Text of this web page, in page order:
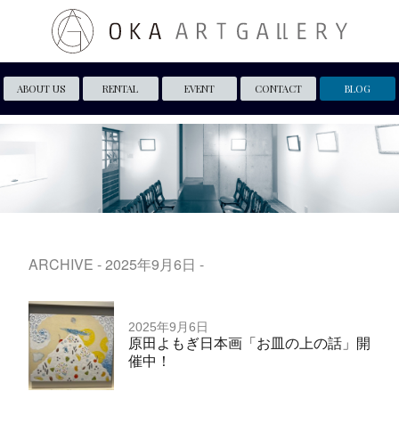
ABOUT US RENTAL EVENT CONTACT BLOG
ARCHIVE - 2025年9月6日 -
2025年9月6日
原田よもぎ日本画「お皿の上の話」開
催中！